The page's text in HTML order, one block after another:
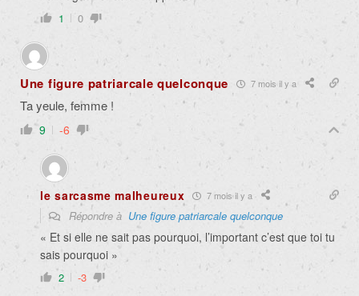
1 0
Une figure patriarcale quelconque 7 mois il y a
Ta yeule, femme !
9 -6
le sarcasme malheureux 7 mois il y a
Répondre à Une figure patriarcale quelconque
« Et si elle ne sait pas pourquoi, l’important c’est que toi tu
sais pourquoi »
2 -3